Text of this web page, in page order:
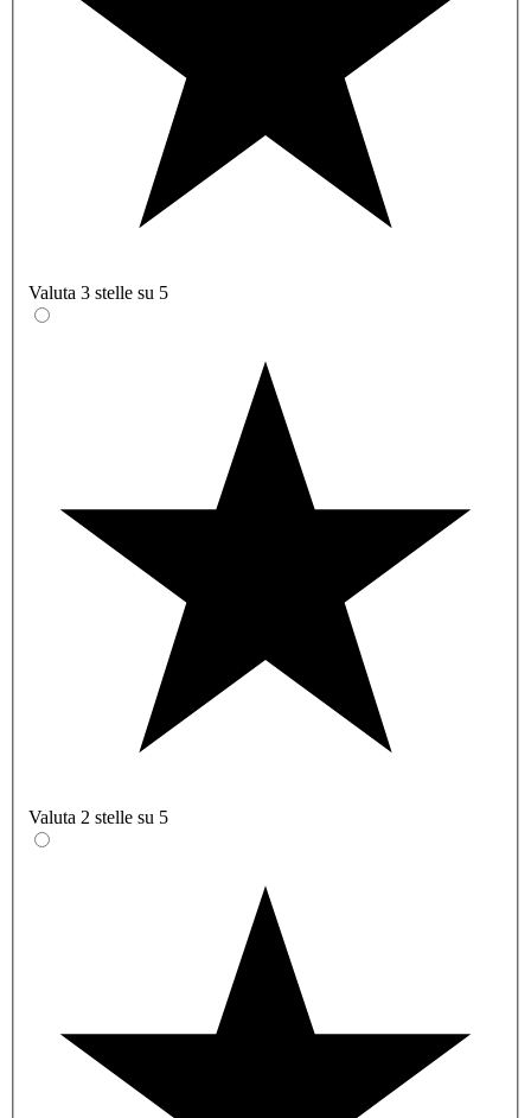
Valuta 3 stelle su 5
Valuta 2 stelle su 5